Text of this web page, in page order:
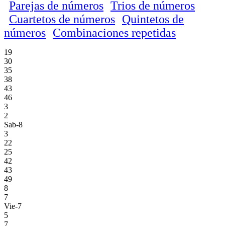
Parejas de números Trios de números
Cuartetos de números Quintetos de
números Combinaciones repetidas
19
30
35
38
43
46
3
2
Sab-8
3
22
25
42
43
49
8
7
Vie-7
5
7